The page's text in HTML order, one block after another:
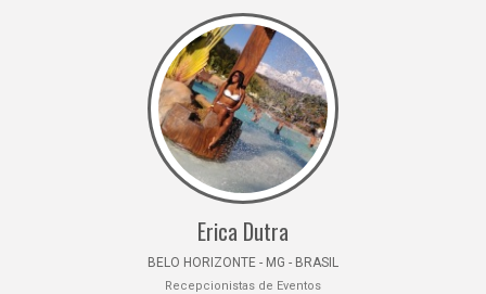
Erica Dutra
BELO HORIZONTE - MG - BRASIL
Recepcionistas de Eventos